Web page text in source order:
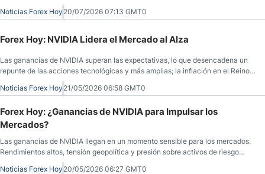
acciones globales frágiles; acciones indias, caída de la rupia
Noticias Forex Hoy 20/07/2026 07:13 GMT0
Forex Hoy: NVIDIA Lidera el Mercado al Alza
Las ganancias de NVIDIA superan las expectativas, lo que desencadena un
repunte de las acciones tecnológicas y más amplias; la inflación en el Reino
Unido cae inesperadamente; Koeda del Banco de Japón dice que la inflación
está en el 2%; Trump habla bien del acuerdo con Irán, el petróleo crudo cae
Noticias Forex Hoy 21/05/2026 06:58 GMT0
Forex Hoy: ¿Ganancias de NVIDIA para Impulsar los
Mercados?
Las ganancias de NVIDIA llegan en un momento sensible para los mercados.
Rendimientos altos, tensión geopolítica y presión sobre activos de riesgo
dominan el entorno global.
Noticias Forex Hoy 20/05/2026 06:27 GMT0